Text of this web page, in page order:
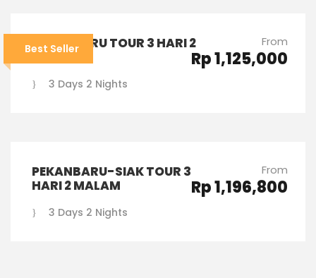
Best Seller
PEKANBARU TOUR 3 HARI 2
MALAM
From
Rp 1,125,000
3 Days 2 Nights
PEKANBARU-SIAK TOUR 3
HARI 2 MALAM
From
Rp 1,196,800
3 Days 2 Nights